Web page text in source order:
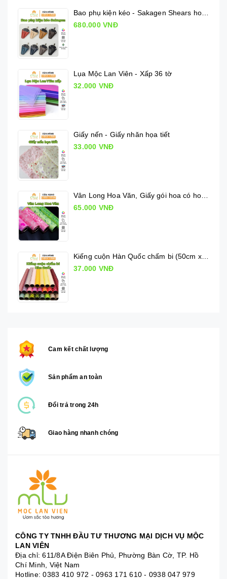
680.000 VNĐ
Lụa Mộc Lan Viên - Xấp 36 tờ
32.000 VNĐ
Giấy nến - Giấy nhăn họa tiết
33.000 VNĐ
65.000 VNĐ
Kiếng cuộn Hàn Quốc chấm bi (50cm x 10m)
37.000 VNĐ
Cam kết chất lượng
Sản phẩm an toàn
Đổi trả trong 24h
Giao hàng nhanh chóng
CÔNG TY TNHH ĐẦU TƯ THƯƠNG MẠI DỊCH VỤ MỘC
LAN VIÊN
Địa chỉ: 611/8A Điện Biên Phủ, Phường Bàn Cờ, TP. Hồ
Chí Minh, Việt Nam
Hotline:0383 410 972 - 0963 171 610 - 0938 047 979